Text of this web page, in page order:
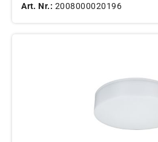
Art. Nr.: 2008000020196